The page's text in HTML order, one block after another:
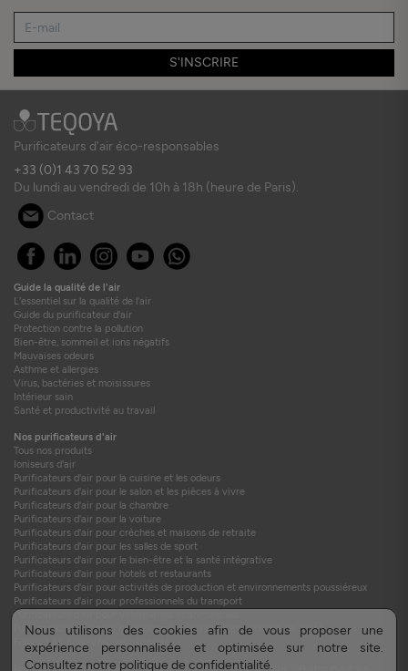
Nous utilisons des cookies afin de vous proposer une
expérience personnalisée et optimisée sur notre site.
Consultez notre politique de confidentialité.
S'INSCRIRE
Purificateurs d'air éco-responsables
+33 (0)1 43 70 52 93
Du lundi au vendredi de 10h à 18h (heure de Paris).
Contact
Guide la qualité de l'air
L'essentiel sur la qualité de l'air
Guide du purificateur d'air
Protection contre la pollution
Bien-être, sommeil et ions négatifs
Mauvaises odeurs
Asthme et allergies
Virus, bactéries et moisissures
Intérieur sain
Santé et productivité au travail
Nos purificateurs d'air
Tous nos produits
Ioniseurs d'air
Purificateurs d'air pour la cuisine et les odeurs
Purificateurs d'air pour le salon et les pièces à vivre
Purificateurs d'air pour la chambre
Purificateurs d'air pour la voiture
Purificateurs d'air pour crèches et maisons de retraite
Purificateurs d'air pour les salles de sport
Purificateurs d'air pour le bien-être et la santé intégrative
Purificateurs d'air pour hotels et restaurants
Purificateurs d'air pour activités de production et environnements poussiéreux
Purificateurs d'air pour professionnels du transport
Purificateurs d'air pour vétérinaires et animaleries
Purificateurs d'air pour cabinets médicaux et professionnels de santé
Filtres à air pour VMC de bâtiment